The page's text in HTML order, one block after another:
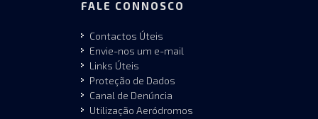
FALE CONNOSCO
Contactos Úteis
Envie-nos um e-mail
Links Úteis
Proteção de Dados
Canal de Denúncia
Utilização Aeródromos